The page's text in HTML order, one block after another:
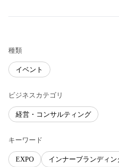
種類
イベント
ビジネスカテゴリ
経営・コンサルティング
キーワード
EXPO インナーブランディン